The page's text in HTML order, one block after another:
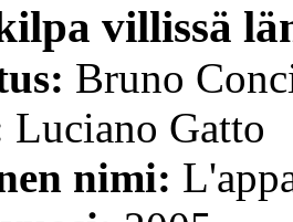
villissä
Bruno
Luciano Gatto
nimi: